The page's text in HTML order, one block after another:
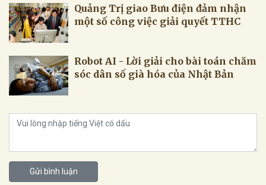
Quảng Trị giao Bưu điện đảm nhận
một số công việc giải quyết TTHC
Robot AI - Lời giải cho bài toán chăm
sóc dân số già hóa của Nhật Bản
Gửi bình luận